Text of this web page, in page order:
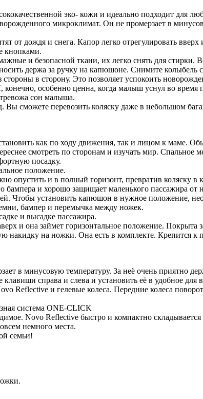
эко- кожи и идеально подходит для
микроклимат. Он не промерзает в
от дождя и снега. Капор легко отрегулировать
кнопками.
и безопасной ткани, их легко снять для
держа за ручку на капюшоне. Снимите колыбель
в сторону. Это позволяет успокоить
особенно ценна, когда малыш уснул во время
тревожа сон малыша.
Вы сможете перевозить коляску даже в небольшом
как по ходу движения, так и лицом к маме.
смотреть по сторонам и изучать мир. Спальное
посадку.
положение.
опустить и в полный горизонт, превратив коляску в
и хорошо защищает маленького пассажира от
Чтобы установить капюшон в нужное положение,
бампер и перемычка между ножек.
и высадке пассажира.
и она займет горизонтальное положение. Покрыта
накидку на ножки. Она есть в комплекте.
в минусовую температуру. За неё очень приятно
справа и слева и установить её в удобное для
Reflective и гелевые колеса. Передние колеса
система ONE-CLICK
Novo Reflective быстро и компактно
немного места.
семьи!